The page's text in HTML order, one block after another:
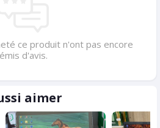
ce produit n'ont pas encore
émis d'avis.
aimer